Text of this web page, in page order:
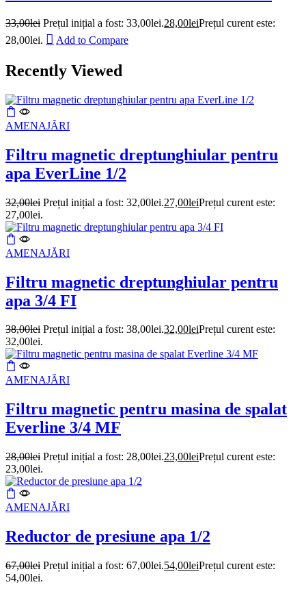
33,00lei Prețul inițial a fost: 33,00lei.28,00leiPrețul curent este:
28,00lei.
Add to Compare
Recently Viewed
AMENAJĂRI
Filtru magnetic dreptunghiular pentru
apa EverLine 1/2
32,00lei Prețul inițial a fost: 32,00lei.27,00leiPrețul curent este:
27,00lei.
AMENAJĂRI
Filtru magnetic dreptunghiular pentru
apa 3/4 FI
38,00lei Prețul inițial a fost: 38,00lei.32,00leiPrețul curent este:
32,00lei.
AMENAJĂRI
Filtru magnetic pentru masina de spalat
Everline 3/4 MF
28,00lei Prețul inițial a fost: 28,00lei.23,00leiPrețul curent este:
23,00lei.
AMENAJĂRI
Reductor de presiune apa 1/2
67,00lei Prețul inițial a fost: 67,00lei.54,00leiPrețul curent este:
54,00lei.